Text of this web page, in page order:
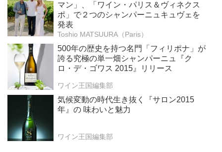
マン」、「ワイン・パリス＆ヴィネクス
ポ」で２つのシャンパーニュキュヴェを
発表
Toshio MATSUURA（Paris）
500年の歴史を持つ名門「フィリポナ」が
誇る究極の単一畑シャンパーニュ『ク
ロ・デ・ゴワス 2015』リリース
ワイン王国編集部
気候変動の時代生き抜く『サロン2015
年』の 味わいと魅力
ワイン王国編集部